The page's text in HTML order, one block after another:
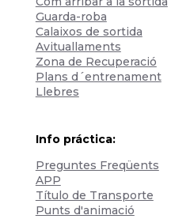
Guarda-roba
Calaixos de sortida
Avituallaments
Zona de Recuperació
Plans d´entrenament
Llebres
Info práctica:
Preguntes Freqüents
APP
Título de Transporte
Punts d'animació